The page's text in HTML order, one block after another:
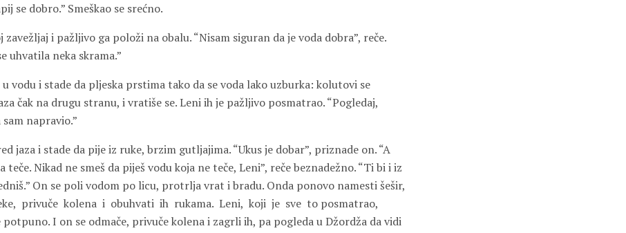
se dobro.” Smeškao se srećno.
zavežljaj i pažljivo ga položi na obalu. “Nisam siguran da je voda dobra”, reče.
uhvatila neka skrama.”
vodu i stade da pljeska prstima tako da se voda lako uzburka: kolutovi se
čak na drugu stranu, i vratiše se. Leni ih je pažljivo posmatrao. “Pogledaj,
napravio.”
jaza i stade da pije iz ruke, brzim gutljajima. “Ukus je dobar”, priznade on. “A
teče. Nikad ne smeš da piješ vodu koja ne teče, Leni”, reče beznadežno. “Ti bi i iz
On se poli vodom po licu, protrlja vrat i bradu. Onda ponovo namesti šešir,
privuče kolena i obuhvati ih rukama. Leni, koji je sve to posmatrao,
potpuno. I on se odmače, privuče kolena i zagrli ih, pa pogleda u Džordža da vidi